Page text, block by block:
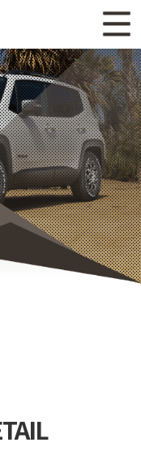
ニュース
ホイールラインナップ
関連製品
ギャラリー
カタログ請求
個人情報保護方針